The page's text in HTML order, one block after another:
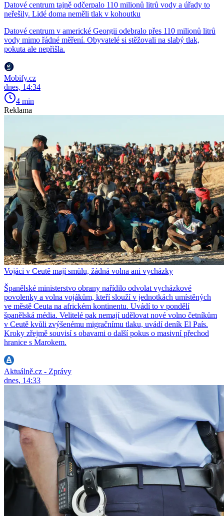
Datové centrum tajně odčerpalo 110 milionů litrů vody a úřady to
neřešily. Lidé doma neměli tlak v kohoutku
Datové centrum v americké Georgii odebralo přes 110 milionů litrů
vody mimo řádné měření. Obyvatelé si stěžovali na slabý tlak,
pokuta ale nepřišla.
Mobify.cz
dnes, 14:34
4 min
Reklama
Vojáci v Ceutě mají smůlu, žádná volna ani vycházky
Španělské ministerstvo obrany nařídilo odvolat vycházkové
povolenky a volna vojákům, kteří slouží v jednotkách umístěných
ve městě Ceuta na africkém kontinentu. Uvádí to v pondělí
španělská média. Velitelé pak nemají udělovat nové volno četníkům
v Ceutě kvůli zvýšenému migračnímu tlaku, uvádí deník El País.
Kroky zřejmě souvisí s obavami o další pokus o masivní přechod
hranice s Marokem.
Aktuálně.cz - Zprávy
dnes, 14:33